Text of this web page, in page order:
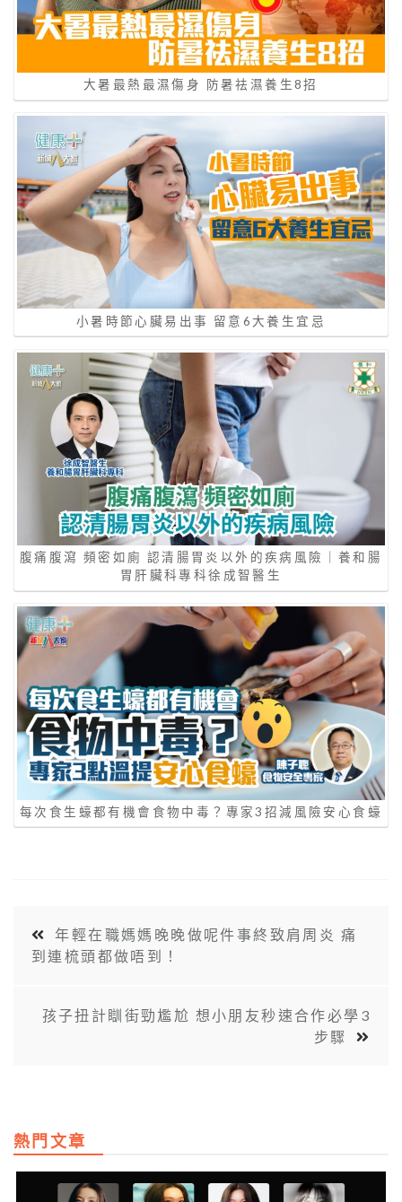
大暑最熱最濕傷身 防暑祛濕養生8招
小暑時節心臟易出事 留意6大養生宜忌
腹痛腹瀉 頻密如廁 認清腸胃炎以外的疾病風險｜養和腸
胃肝臟科專科徐成智醫生
每次食生蠔都有機會食物中毒？專家3招減風險安心食蠔
年輕在職媽媽晚晚做呢件事終致肩周炎 痛
到連梳頭都做唔到！
孩子扭計瞓街勁尷尬 想小朋友秒速合作必學3
步驟
熱門文章